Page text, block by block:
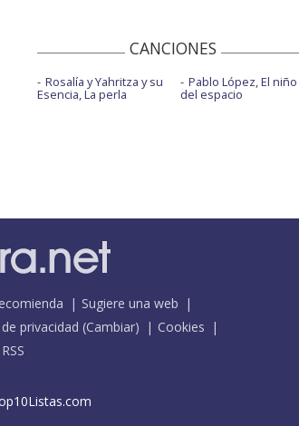
CANCIONES
Rosalía y Yahritza y su
Esencia, La perla
Pablo López, El niño
del espacio
Sugiere una web
privacidad (Cambiar)
Cookies
RSS